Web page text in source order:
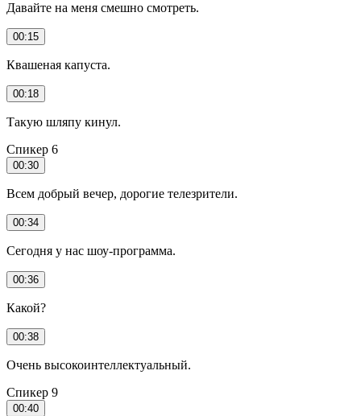
Давайте на меня смешно смотреть.
00:15
Квашеная капуста.
00:18
Такую шляпу кинул.
Спикер 6
00:30
Всем добрый вечер, дорогие телезрители.
00:34
Сегодня у нас шоу-программа.
00:36
Какой?
00:38
Очень высокоинтеллектуальный.
Спикер 9
00:40